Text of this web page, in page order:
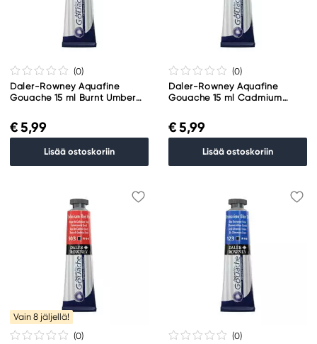
(0)
Daler-Rowney Aquafine
Gouache 15 ml Burnt Umber
€ 5,99
Lisää ostoskoriin
(0)
Daler-Rowney Aquafine
Gouache 15 ml Cadmium
€ 5,99
Lisää ostoskoriin
Vain 8 jäljellä!
(0)
(0)